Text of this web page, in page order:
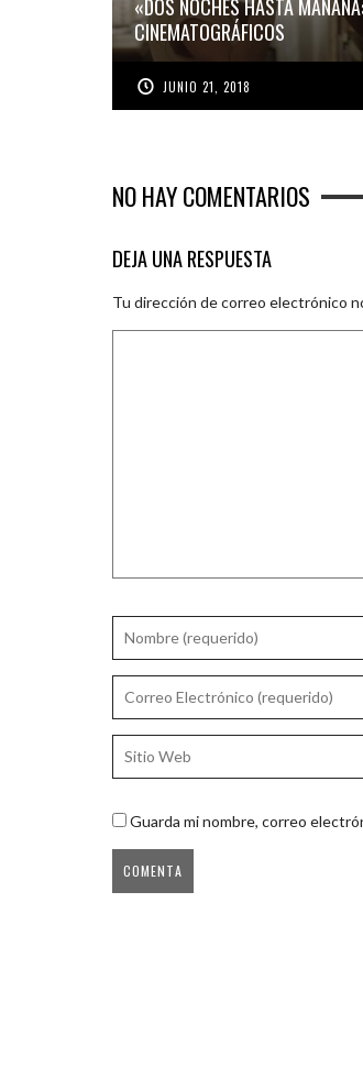
«DOS NOCHES HASTA
CINEMATOGRÁFICOS
JUNIO 21, 2018
NO HAY COMENTARIOS
DEJA UNA RESPUESTA
Tu dirección de correo electrónico
Guarda mi nombre, correo